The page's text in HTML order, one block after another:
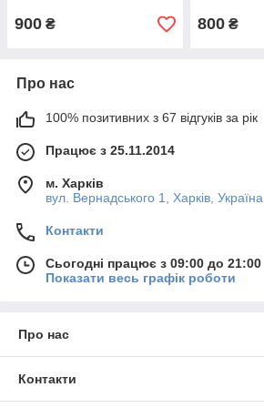
900 ₴ 800₴
Про нас
100% позитивних з 67 відгуків за рік
Працює з 25.11.2014
м. Харків
вул. Вернадського 1, Харків, Україна
Контакти
Сьогодні працює з 09:00 до 21:00
Показати весь графік роботи
Про нас
Контакти